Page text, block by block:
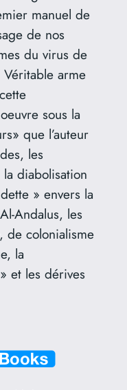
manuel de
de nos
du virus de
arme
sous la
que l’auteur
les
diabolisation
» envers la
Andalus, les
de colonialisme
la
et les dérives